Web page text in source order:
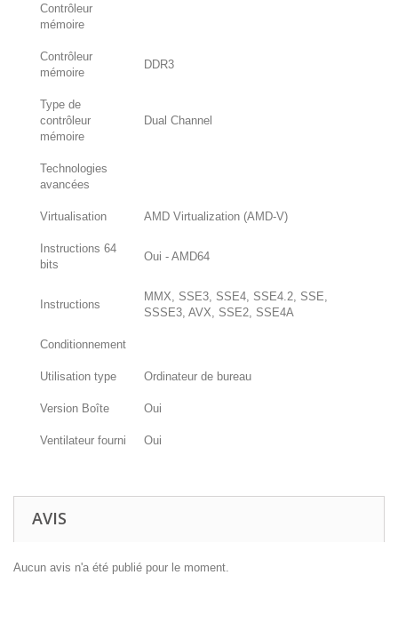
Contrôleur
mémoire
Contrôleur
mémoire
DDR3
Type de
contrôleur
mémoire
Dual Channel
Technologies
avancées
Virtualisation AMD Virtualization (AMD-V)
Instructions 64
bits
Oui - AMD64
Instructions
MMX, SSE3, SSE4, SSE4.2, SSE,
SSSE3, AVX, SSE2, SSE4A
Conditionnement
Utilisation type Ordinateur de bureau
Version Boîte Oui
Ventilateur fourni Oui
AVIS
Aucun avis n'a été publié pour le moment.